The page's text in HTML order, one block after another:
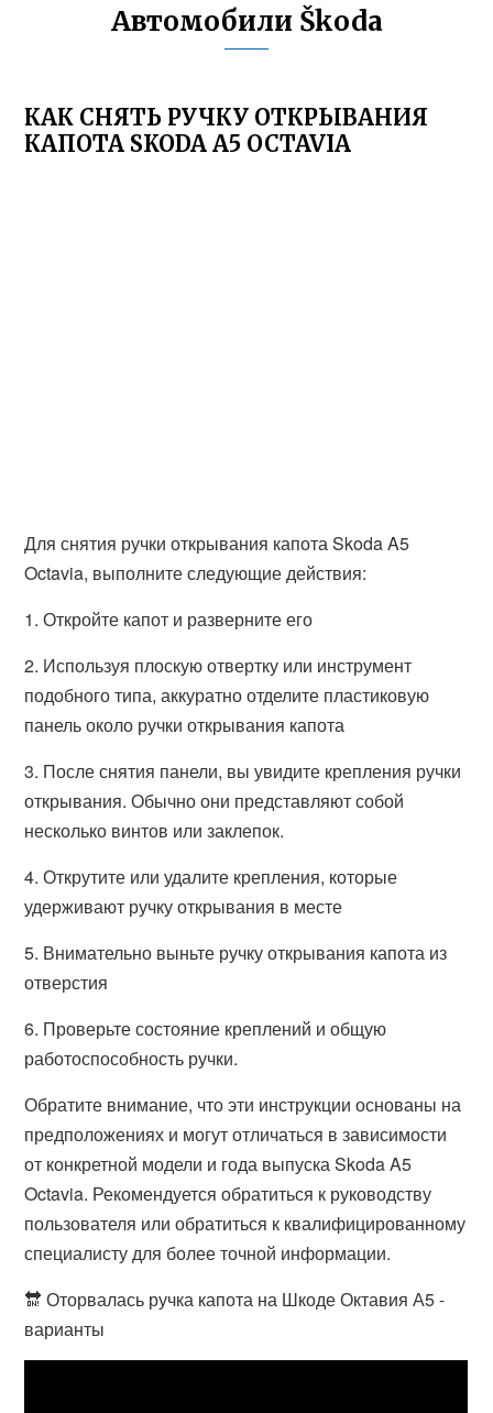
Автомобили Škoda
КАК СНЯТЬ РУЧКУ ОТКРЫВАНИЯ
КАПОТА SKODA A5 OCTAVIA
Для снятия ручки открывания капота Skoda A5
Octavia, выполните следующие действия:
1. Откройте капот и разверните его
2. Используя плоскую отвертку или инструмент
подобного типа, аккуратно отделите пластиковую
панель около ручки открывания капота
3. После снятия панели, вы увидите крепления ручки
открывания. Обычно они представляют собой
несколько винтов или заклепок.
4. Открутите или удалите крепления, которые
удерживают ручку открывания в месте
5. Внимательно выньте ручку открывания капота из
отверстия
6. Проверьте состояние креплений и общую
работоспособность ручки.
Обратите внимание, что эти инструкции основаны на
предположениях и могут отличаться в зависимости
от конкретной модели и года выпуска Skoda A5
Octavia. Рекомендуется обратиться к руководству
пользователя или обратиться к квалифицированному
специалисту для более точной информации.
🔛 Оторвалась ручка капота на Шкоде Октавия А5 -
варианты